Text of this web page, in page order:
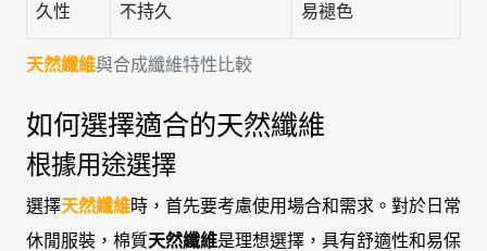
天然纖維與合成纖維特性比較
久性
不持久
易褪色
如何選擇適合的天然纖維
根據用途選擇
選擇天然纖維時，首先要考慮使用場合和需求。對於日常
休閒服裝，棉質天然纖維是理想選擇，具有舒適性和易保